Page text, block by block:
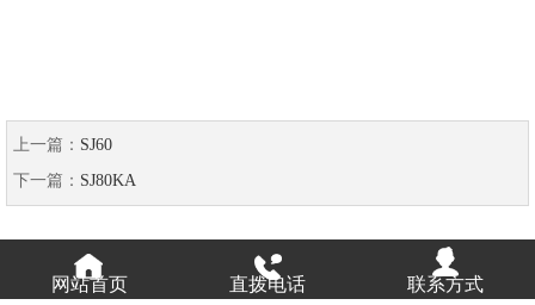
上一篇： SJ60
下一篇： SJ80KA
网站首页 直拨电话 联系方式